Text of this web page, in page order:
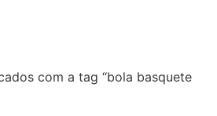
com a tag “bola basquete